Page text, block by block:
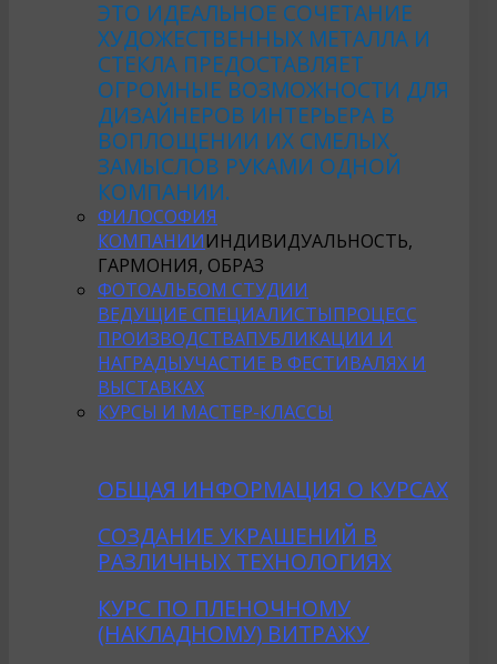
ЭТО ИДЕАЛЬНОЕ СОЧЕТАНИЕ
ХУДОЖЕСТВЕННЫХ МЕТАЛЛА И
СТЕКЛА ПРЕДОСТАВЛЯЕТ
ОГРОМНЫЕ ВОЗМОЖНОСТИ ДЛЯ
ДИЗАЙНЕРОВ ИНТЕРЬЕРА В
ВОПЛОЩЕНИИ ИХ СМЕЛЫХ
ЗАМЫСЛОВ РУКАМИ ОДНОЙ
КОМПАНИИ.
ФИЛОСОФИЯ
КОМПАНИИИНДИВИДУАЛЬНОСТЬ,
ГАРМОНИЯ, ОБРАЗ
ФОТОАЛЬБОМ СТУДИИ
ВЕДУЩИЕ СПЕЦИАЛИСТЫПРОЦЕСС
ПРОИЗВОДСТВАПУБЛИКАЦИИ И
НАГРАДЫУЧАСТИЕ В ФЕСТИВАЛЯХ И
ВЫСТАВКАХ
КУРСЫ И МАСТЕР-КЛАССЫ
ОБЩАЯ ИНФОРМАЦИЯ О КУРСАХ
CОЗДАНИE УКРАШЕНИЙ В
РАЗЛИЧНЫХ ТЕХНОЛОГИЯХ
КУРС ПО ПЛЕНОЧНОМУ
(НАКЛАДНОМУ) ВИТРАЖУ